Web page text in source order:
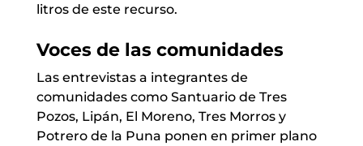
litros de este recurso.
Voces de las comunidades
Las entrevistas a integrantes de
comunidades como Santuario de Tres
Pozos, Lipán, El Moreno, Tres Morros y
Potrero de la Puna ponen en primer plano